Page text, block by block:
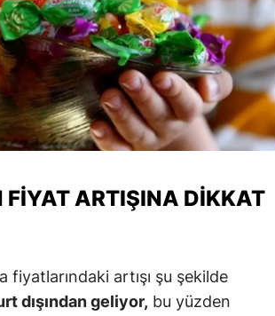
FIYAT ARTIŞINA DIKKAT
artışı şu şekilde
dışından geliyor, bu yüzden